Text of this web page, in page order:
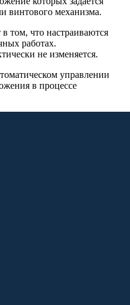
механизма.
том, что настраиваются
работах.
не изменяется.
управлении
в процессе